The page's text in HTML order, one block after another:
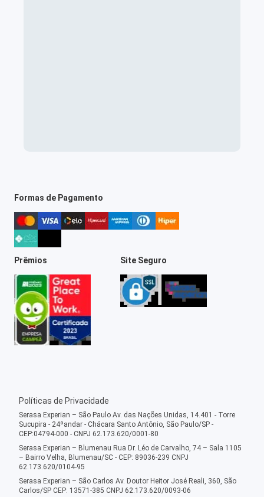
Formas de Pagamento
Prêmios Site Seguro
Políticas de Privacidade
Serasa Experian – São Paulo Av. das Nações Unidas, 14.401 - Torre
Sucupira - 24ºandar - Chácara Santo Antônio, São Paulo/SP -
CEP:04794-000 - CNPJ 62.173.620/0001-80
Serasa Experian – Blumenau Rua Dr. Léo de Carvalho, 74 – Sala 1105
– Bairro Velha, Blumenau/SC - CEP: 89036-239 CNPJ
62.173.620/0104-95
Serasa Experian – São Carlos Av. Doutor Heitor José Reali, 360, São
Carlos/SP CEP: 13571-385 CNPJ 62.173.620/0093-06